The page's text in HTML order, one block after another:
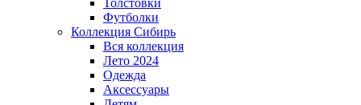
Толстовки
Футболки
Коллекция Сибирь
Вся коллекция
Лето 2024
Одежда
Аксессуары